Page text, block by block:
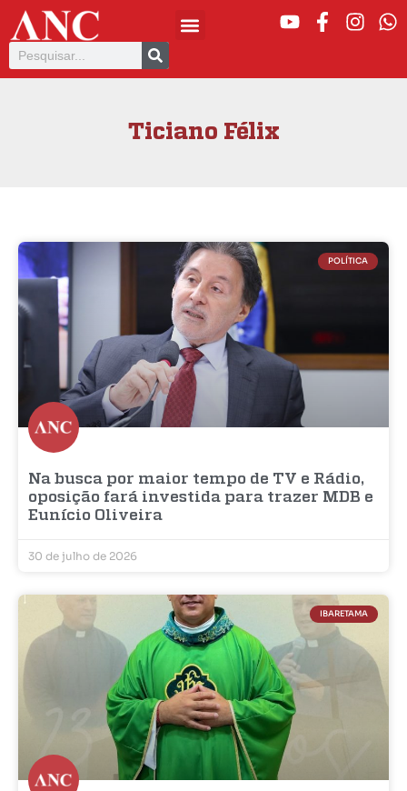
Ticiano Félix
POLÍTICA
Na busca por maior tempo de TV e Rádio,
oposição fará investida para trazer MDB e
Eunício Oliveira
30 de julho de 2026
IBARETAMA